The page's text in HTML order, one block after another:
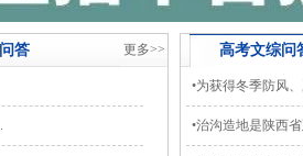
答 更多>> 高考文综问
•为获得冬季防风
•治沟造地是陕西